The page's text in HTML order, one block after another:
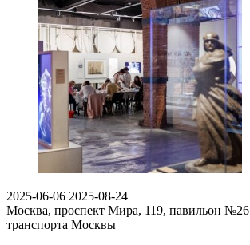
2025-06-06 2025-08-24
Москва, проспект Мира, 119, павильон №26
транспорта Москвы